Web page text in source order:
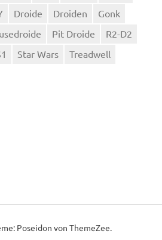
Droide Droiden
Gonk
Pit Droide
R2-D2
Star Wars
Treadwell
Poseidon von ThemeZee.